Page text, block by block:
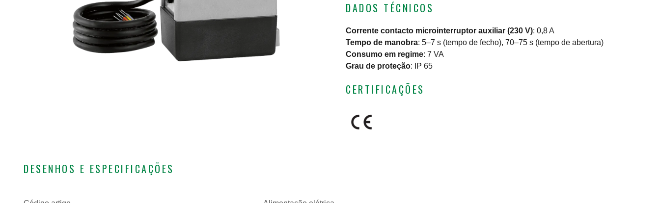
DADOS TÉCNICOS
Corrente contacto microinterruptor auxiliar (230 V): 0,8 A
Tempo de manobra: 5–7 s (tempo de fecho), 70–75 s (tempo de abertura)
Consumo em regime: 7 VA
Grau de proteção: IP 65
CERTIFICAÇÕES
DESENHOS E ESPECIFICAÇÕES